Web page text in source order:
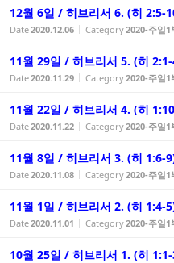
12월 6일 / 히브리서 6. (히 2:5-
Date2020.12.06 Category2020-주일1
11월 29일 / 히브리서 5. (히
Date2020.11.29 Category2020-주일1
11월 22일 / 히브리서 4. (히
Date2020.11.22 Category2020-주일1
11월 8일 / 히브리서 3. (히 1:6-
Date2020.11.08 Category2020-주일1
11월 1일 / 히브리서 2. (히 1:4-
Date2020.11.01 Category2020-주일1
10월 25일 / 히브리서 1. (히